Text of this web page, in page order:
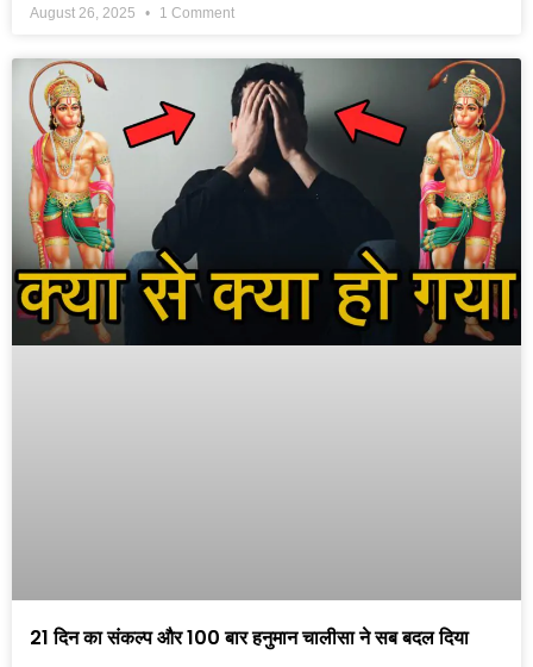
August 26, 2025 1 Comment
21 दिन का संकल्प और 100 बार हनुमान चालीसा ने सब बदल दिया